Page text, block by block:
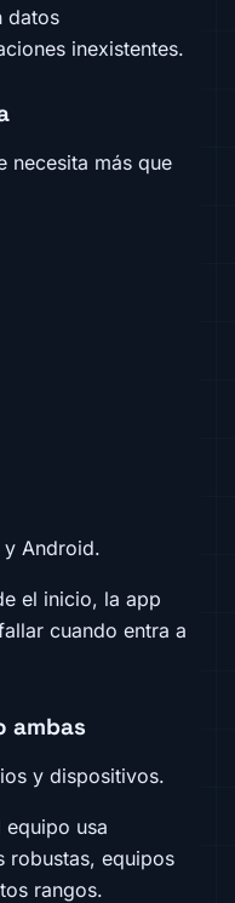
datos
inexistentes.
necesita más que
y Android.
el inicio, la app
cuando entra a
ambas
y dispositivos.
usa
robustas, equipos
rangos.